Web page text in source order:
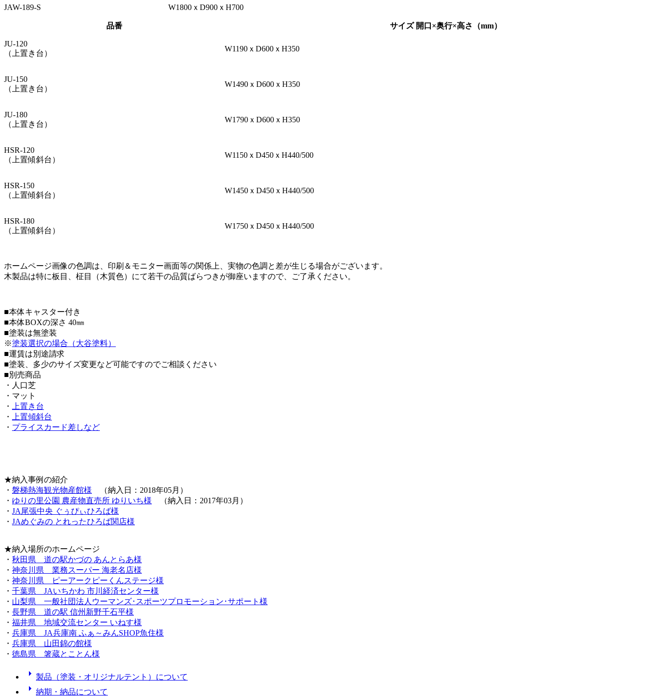
JAW-189-S W1800ｘD900ｘH700
品番 サイズ 開口×奥行×高さ（mm）
JU-120
（上置き台）
W1190ｘD600ｘH350
JU-150
（上置き台）
W1490ｘD600ｘH350
JU-180
（上置き台）
W1790ｘD600ｘH350
HSR-120
（上置傾斜台）
W1150ｘD450ｘH440/500
HSR-150
（上置傾斜台）
W1450ｘD450ｘH440/500
HSR-180
（上置傾斜台）
W1750ｘD450ｘH440/500
ホームページ画像の色調は、印刷＆モニター画面等の関係上、実物の色調と差が生じる場合がございます。
木製品は特に板目、柾目（木質色）にて若干の品質ばらつきが御座いますので、ご了承ください。
■本体キャスター付き
■本体BOXの深さ 40㎜
■塗装は無塗装
※塗装選択の場合（大谷塗料）
■運賃は別途請求
■塗装、多少のサイズ変更など可能ですのでご相談ください
■別売商品
・人口芝
・マット
・
上置き台
・
上置傾斜台
・ プライスカード差しなど
★納入事例の紹介
・ 磐梯熱海観光物産館様 （納入日：2018年05月）
・ ゆりの里公園 農産物直売所 ゆりいち様 （納入日：2017年03月）
・ JA尾張中央 ぐぅぴぃひろば様
・ JAめぐみの とれったひろば関店様
★納入場所のホームページ
・ 秋田県 道の駅かづの あんとらあ様
・ 神奈川県 業務スーパー 海老名店様
・ 神奈川県 ピーアークピーくんステージ様
・ 千葉県 JAいちかわ 市川経済センター様
・ 山梨県 一般社団法人ウーマンズ･スポーツプロモーション･サポート様
・ 長野県 道の駅 信州新野千石平様
・ 福井県 地域交流センター いねす様
・ 兵庫県 JA兵庫南 ふぁ～みんSHOP魚住様
・ 兵庫県 山田錦の館様
・ 徳島県 箸蔵とことん様
arrow_right 製品（塗装・オリジナルテント）について
arrow_right 納期・納品について